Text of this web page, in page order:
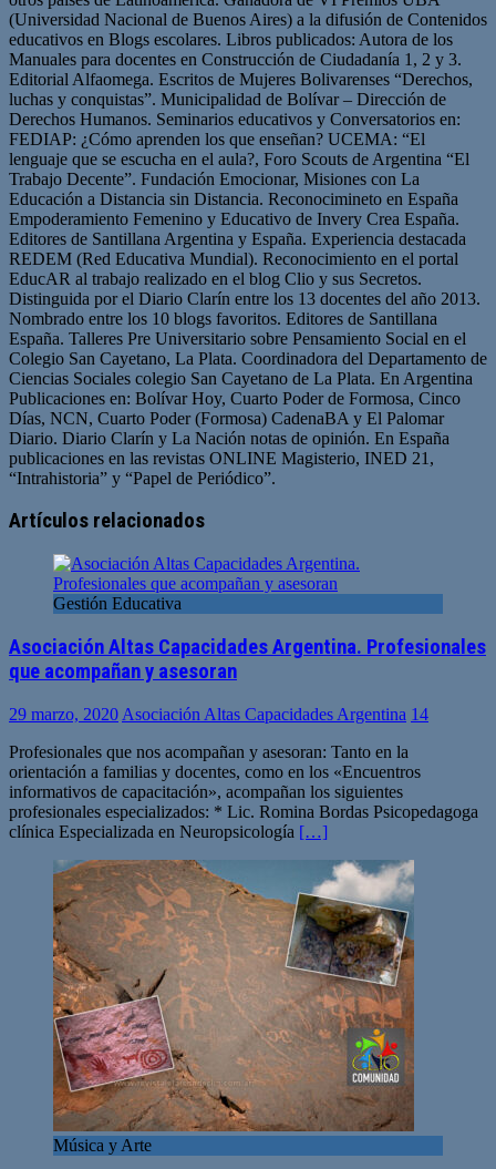
(Universidad Nacional de Buenos Aires) a la difusión de Contenidos
educativos en Blogs escolares. Libros publicados: Autora de los
Manuales para docentes en Construcción de Ciudadanía 1, 2 y 3.
Editorial Alfaomega. Escritos de Mujeres Bolivarenses “Derechos,
luchas y conquistas”. Municipalidad de Bolívar – Dirección de
Derechos Humanos. Seminarios educativos y Conversatorios en:
FEDIAP: ¿Cómo aprenden los que enseñan? UCEMA: “El
lenguaje que se escucha en el aula?, Foro Scouts de Argentina “El
Trabajo Decente”. Fundación Emocionar, Misiones con La
Educación a Distancia sin Distancia. Reconocimineto en España
Empoderamiento Femenino y Educativo de Invery Crea España.
Editores de Santillana Argentina y España. Experiencia destacada
REDEM (Red Educativa Mundial). Reconocimiento en el portal
EducAR al trabajo realizado en el blog Clio y sus Secretos.
Distinguida por el Diario Clarín entre los 13 docentes del año 2013.
Nombrado entre los 10 blogs favoritos. Editores de Santillana
España. Talleres Pre Universitario sobre Pensamiento Social en el
Colegio San Cayetano, La Plata. Coordinadora del Departamento de
Ciencias Sociales colegio San Cayetano de La Plata. En Argentina
Publicaciones en: Bolívar Hoy, Cuarto Poder de Formosa, Cinco
Días, NCN, Cuarto Poder (Formosa) CadenaBA y El Palomar
Diario. Diario Clarín y La Nación notas de opinión. En España
publicaciones en las revistas ONLINE Magisterio, INED 21,
“Intrahistoria” y “Papel de Periódico”.
web
Artículos relacionados
Gestión Educativa
Asociación Altas Capacidades Argentina. Profesionales
que acompañan y asesoran
29 marzo, 2020 Asociación Altas Capacidades Argentina 14
Profesionales que nos acompañan y asesoran: Tanto en la
orientación a familias y docentes, como en los «Encuentros
informativos de capacitación», acompañan los siguientes
profesionales especializados: * Lic. Romina Bordas Psicopedagoga
clínica Especializada en Neuropsicología […]
Música y Arte